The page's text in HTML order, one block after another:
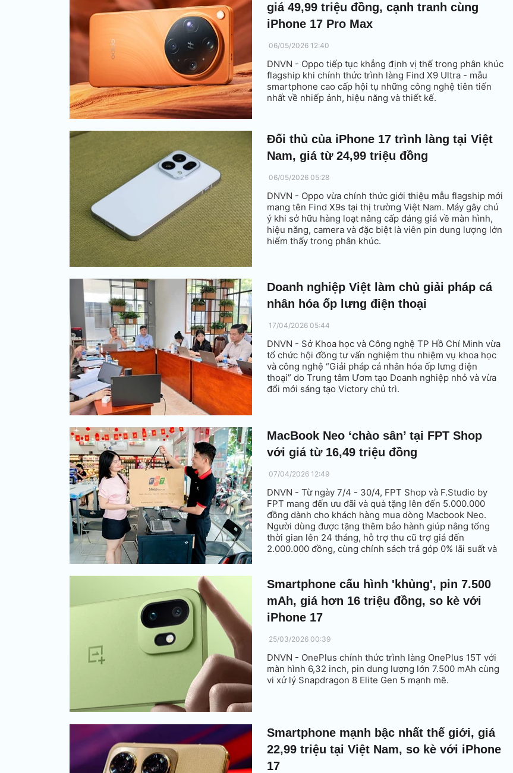
giá 49,99 triệu đồng, cạnh tranh cùng
iPhone 17 Pro Max
06/05/2026 12:40
DNVN - Oppo tiếp tục khẳng định vị thế trong phân khúc
flagship khi chính thức trình làng Find X9 Ultra - mẫu
smartphone cao cấp hội tụ những công nghệ tiên tiến
nhất về nhiếp ảnh, hiệu năng và thiết kế.
Đối thủ của iPhone 17 trình làng tại Việt
Nam, giá từ 24,99 triệu đồng
06/05/2026 05:28
DNVN - Oppo vừa chính thức giới thiệu mẫu flagship mới
mang tên Find X9s tại thị trường Việt Nam. Máy gây chú
ý khi sở hữu hàng loạt nâng cấp đáng giá về màn hình,
hiệu năng, camera và đặc biệt là viên pin dung lượng lớn
hiếm thấy trong phân khúc.
Doanh nghiệp Việt làm chủ giải pháp cá
nhân hóa ốp lưng điện thoại
17/04/2026 05:44
DNVN - Sở Khoa học và Công nghệ TP Hồ Chí Minh vừa
tổ chức hội đồng tư vấn nghiệm thu nhiệm vụ khoa học
và công nghệ “Giải pháp cá nhân hóa ốp lưng điện
thoại” do Trung tâm Ươm tạo Doanh nghiệp nhỏ và vừa
đổi mới sáng tạo Victory chủ trì.
MacBook Neo ‘chào sân’ tại FPT Shop
với giá từ 16,49 triệu đồng
07/04/2026 12:49
DNVN - Từ ngày 7/4 - 30/4, FPT Shop và F.Studio by
FPT mang đến ưu đãi và quà tặng lên đến 5.000.000
đồng dành cho khách hàng mua dòng Macbook Neo.
Người dùng được tặng thêm bảo hành giúp nâng tổng
thời gian lên 24 tháng, hỗ trợ thu cũ trợ giá đến
2.000.000 đồng, cùng chính sách trả góp 0% lãi suất và
Smartphone cấu hình 'khủng', pin 7.500
mAh, giá hơn 16 triệu đồng, so kè với
iPhone 17
25/03/2026 00:39
DNVN - OnePlus chính thức trình làng OnePlus 15T với
màn hình 6,32 inch, pin dung lượng lớn 7.500 mAh cùng
vi xử lý Snapdragon 8 Elite Gen 5 mạnh mẽ.
Smartphone mạnh bậc nhất thế giới, giá
22,99 triệu tại Việt Nam, so kè với iPhone
17